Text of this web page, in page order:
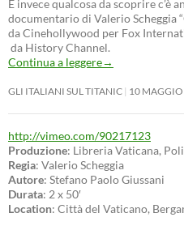
E invece qualcosa da scoprire c’è
documentario di Valerio Scheggia
da Cinehollywood per Fox
da History Channel.
Continua a leggere→
GLI ITALIANI SUL TITANIC 10
http://vimeo.com/90217123
Produzione: Libreria Vaticana,
Regia: Valerio Scheggia
Autore: Stefano Paolo Giussani
Durata: 2 x 50′
Location: Città del Vaticano,